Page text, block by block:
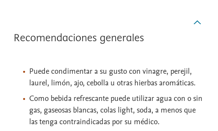
Recomendaciones generales
Puede condimentar a su gusto con vinagre, perejil,
laurel, limón, ajo, cebolla u otras hierbas aromáticas.
Como bebida refrescante puede utilizar agua con o sin
gas, gaseosas blancas, colas light, soda, a menos que
las tenga contraindicadas por su médico.